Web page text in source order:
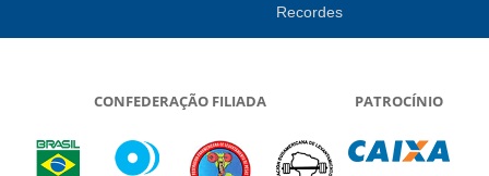
Recordes
CONFEDERAÇÃO FILIADA PATROCÍNIO